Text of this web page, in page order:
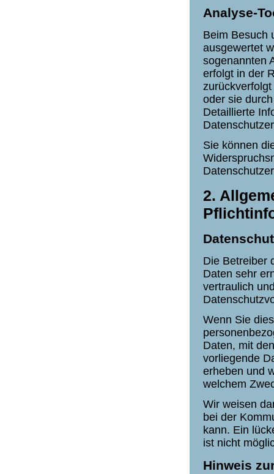
Analyse-
Beim Besuch
ausgewertet
sogenannten
erfolgt in der
oder sie
Detaillierte
Sie können
2.
Die Betreiber
Daten sehr
vertraulich
Wenn Sie
Daten, mit
vorliegende
erheben und
welchem
Wir weisen
bei der
kann. Ein
ist nicht
Hinweis